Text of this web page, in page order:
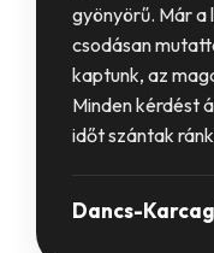
gyönyörű. Már
csodásan
kaptunk, az
Minden kérdést
időt szántak
Dancs-